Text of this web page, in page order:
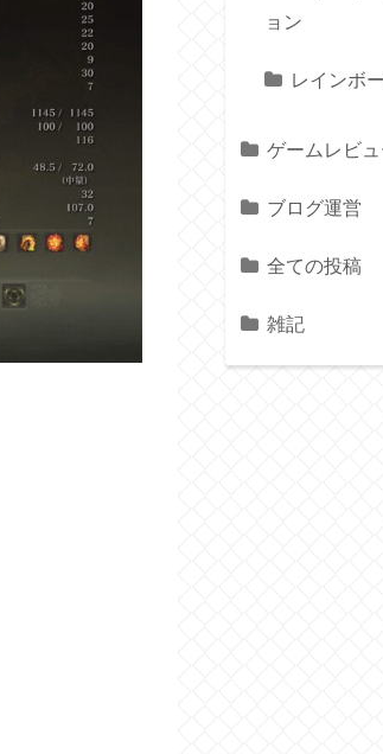
ョン
レインボ
ゲームレビ
ブログ運営
全ての投稿
雑記